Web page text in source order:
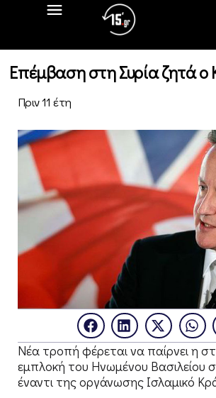
Επέμβαση στη Συρία ζητά ο
Πριν 11 έτη
Νέα τροπή φέρεται να παίρνει η
εμπλοκή του Ηνωμένου Βασιλείου
έναντι της οργάνωσης Ισλαμικό